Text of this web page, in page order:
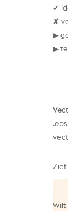
✔
✘
▶
▶
Ziet
Wilt